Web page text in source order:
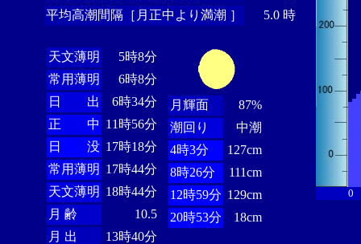
平均高潮間隔［月正中より満潮 ］
5.0 時
天文薄明
5時8分
常用薄明
6時8分
日 出
6時34分
正 中 11時56分
日 没 17時18分
常用薄明 17時44分
天文薄明 18時44分
月 齢
10.5
月 出
13時40分
月輝面
87%
潮回り
中潮
4時3分
127cm
8時26分
111cm
12時59分 129cm
20時53分
18cm
0